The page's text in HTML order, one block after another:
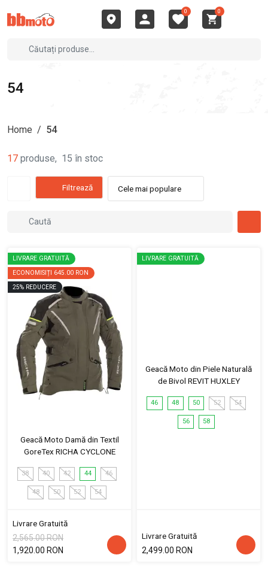
0 0
54
Home / 54
17 produse, 15 în stoc
Filtrează Cele mai populare
LIVRARE GRATUITĂ
ECONOMISIȚI 645.00 RON
25% REDUCERE
Geacă Moto Damă din Textil
GoreTex RICHA CYCLONE
38 40 42 44 46
48 50 52 54
Livrare Gratuită
2,565.00 RON
1,920.00 RON
LIVRARE GRATUITĂ
Geacă Moto din Piele Naturală
de Bivol REVIT HUXLEY
46 48 50 52 54
56 58
Livrare Gratuită
2,499.00 RON